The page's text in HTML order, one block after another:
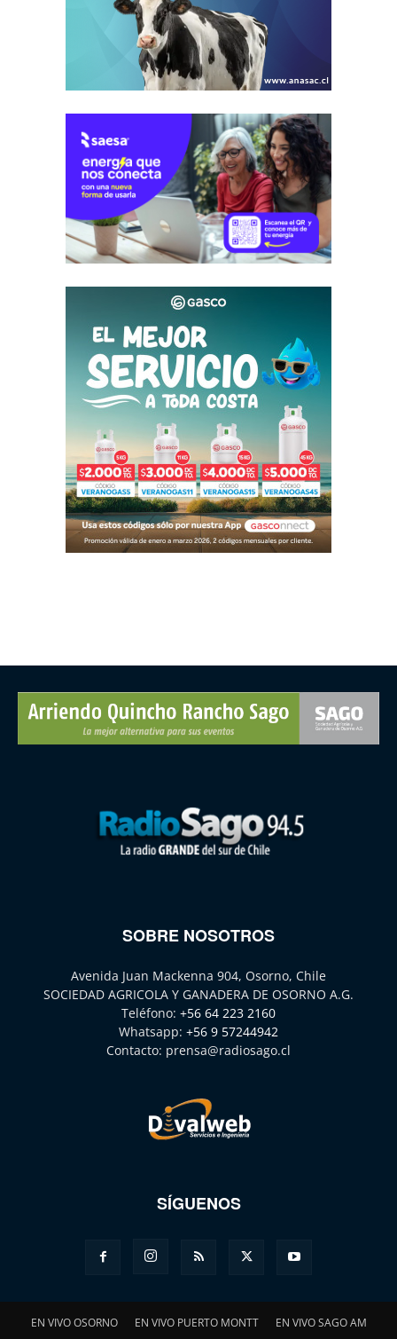
SOBRE NOSOTROS
Avenida Juan Mackenna 904, Osorno, Chile
SOCIEDAD AGRICOLA Y GANADERA DE OSORNO A.G.
Teléfono: +56 64 223 2160
Whatsapp: +56 9 57244942
Contacto: prensa@radiosago.cl
SÍGUENOS
EN VIVO OSORNO EN VIVO PUERTO MONTT EN VIVO SAGO AM